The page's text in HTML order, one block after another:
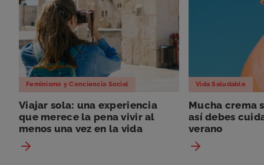
Feminismo y Conciencia Social
Viajar sola: una experiencia
que merece la pena vivir al
menos una vez en la vida
Vida Saludable
Mucha crema
así debes
verano